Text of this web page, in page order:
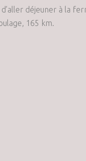
déjeuner à la
165 km.